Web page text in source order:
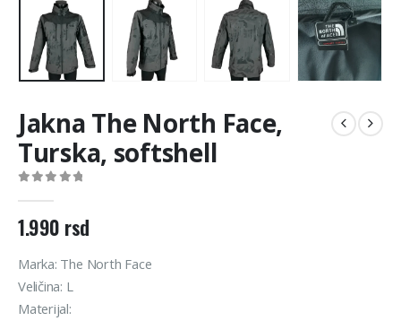
Jakna The North Face,
Turska, softshell
1.990 rsd
Marka: The North Face
Veličina: L
Materijal: